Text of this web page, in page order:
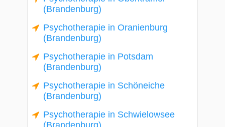
(Brandenburg)
Psychotherapie in Oranienburg
(Brandenburg)
Psychotherapie in Potsdam
(Brandenburg)
Psychotherapie in Schöneiche
(Brandenburg)
Psychotherapie in Schwielowsee
(Brandenburg)